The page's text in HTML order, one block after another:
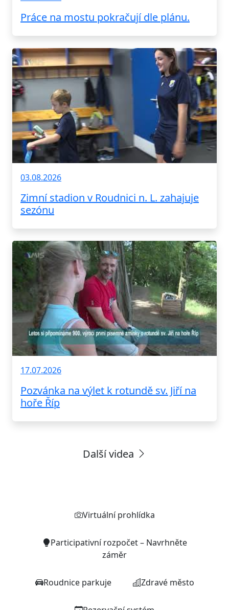
Práce na mostu pokračují dle plánu.
03.08.2026
Zimní stadion v Roudnici n. L. zahajuje
sezónu
17.07.2026
Pozvánka na výlet k rotundě sv. Jiří na
hoře Říp
Další videa
Virtuální prohlídka
Participativní rozpočet – Navrhněte
záměr
Roudnice parkuje Zdravé město